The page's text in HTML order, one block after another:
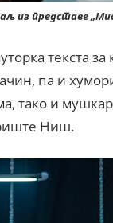
из представе
текста за
па и
тако и
Ниш.